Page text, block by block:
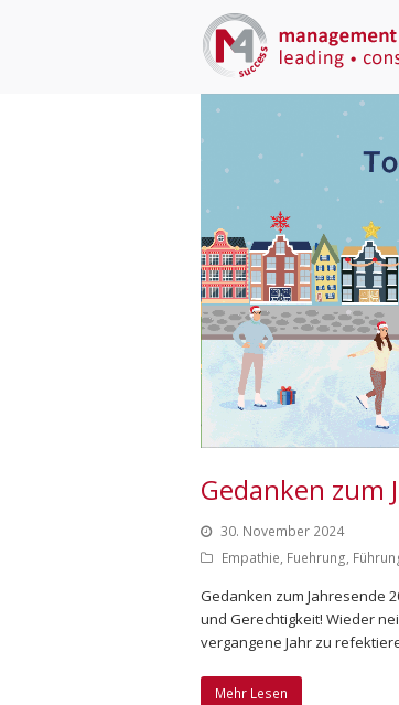
Gedanken zum
30. November 2024
Empathie, Fuehrung,
Gedanken zum Jahresende
und Gerechtigkeit! Wieder
vergangene Jahr zu
Mehr Lesen